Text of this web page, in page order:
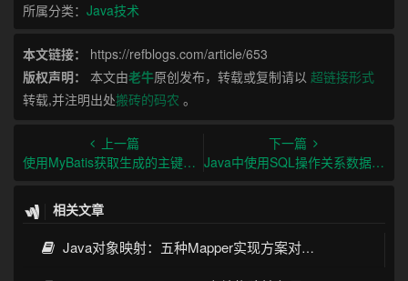
所属分类： Java技术
本文链接：
https://refblogs.com/article/653
版权声明：
本文由老牛原创发布，转载或复制请以 超链接形式
转载,并注明出处搬砖的码农 。
上一篇
使用MyBatis获取生成的主键的方法及示例
下一篇
Java中使用SQL操作关系数据库的指南
相关文章
Java对象映射：五种Mapper实现方案对比与实践指南